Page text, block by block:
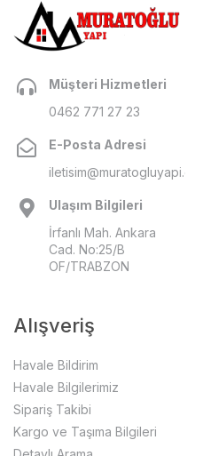
Müşteri Hizmetleri
0462 771 27 23
E-Posta Adresi
iletisim@muratogluyapi.com
Ulaşım Bilgileri
İrfanlı Mah. Ankara
Cad. No:25/B
OF/TRABZON
Alışveriş
Havale Bildirim
Havale Bilgilerimiz
Sipariş Takibi
Kargo ve Taşıma Bilgileri